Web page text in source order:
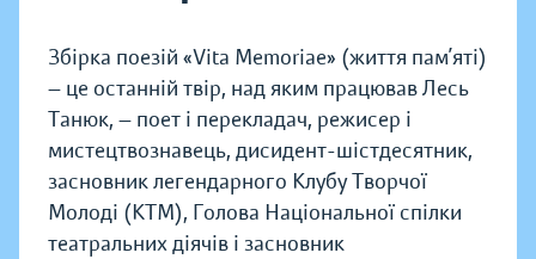
Збірка поезій «Vita Memoriae» (життя пам’яті)
— це останній твір, над яким працював Лесь
Танюк, — поет і перекладач, режисер і
мистецтвознавець, дисидент-шістдесятник,
засновник легендарного Клубу Творчої
Молоді (КТМ), Голова Національної спілки
театральних діячів і засновник